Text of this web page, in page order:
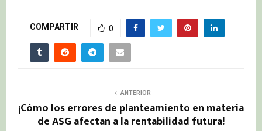
COMPARTIR 0
ANTERIOR
¡Cómo los errores de planteamiento en materia
de ASG afectan a la rentabilidad futura!